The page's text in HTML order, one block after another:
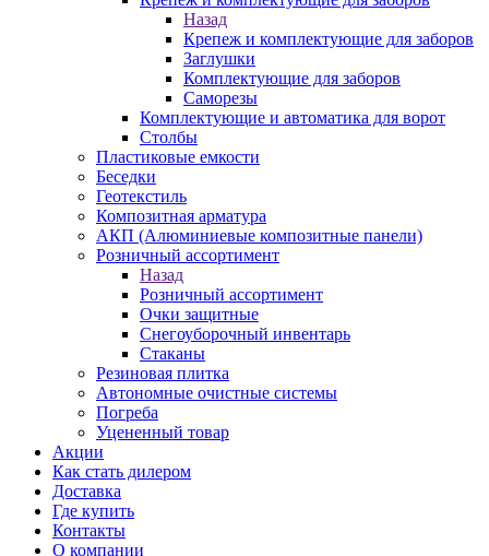
Назад
Крепеж и комплектующие для заборов
Заглушки
Комплектующие для заборов
Саморезы
Комплектующие и автоматика для ворот
Столбы
Пластиковые емкости
Беседки
Геотекстиль
Композитная арматура
АКП (Алюминиевые композитные панели)
Розничный ассортимент
Назад
Розничный ассортимент
Очки защитные
Снегоуборочный инвентарь
Стаканы
Резиновая плитка
Автономные очистные системы
Погреба
Уцененный товар
Акции
Как стать дилером
Доставка
Где купить
Контакты
О компании